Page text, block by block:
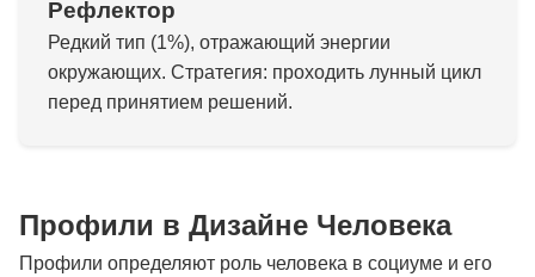
Рефлектор
Редкий тип (1%), отражающий энергии
окружающих. Стратегия: проходить лунный цикл
перед принятием решений.
Профили в Дизайне Человека
Профили определяют роль человека в социуме и его